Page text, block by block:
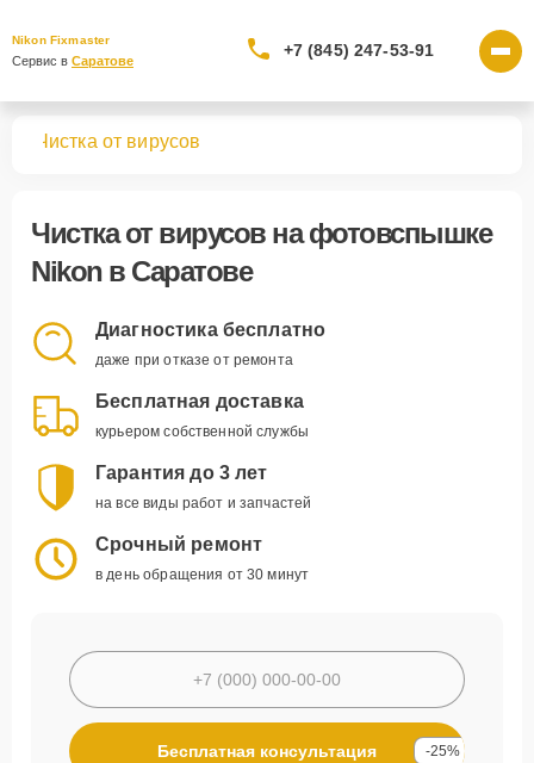
Nikon Fixmaster
Сервис в Саратове
+7 (845) 247-53-91
Чистка от вирусов
Чистка от вирусовна фотовспышке
Nikon в Саратове
Диагностика бесплатно
даже при отказе от ремонта
Бесплатная доставка
курьером собственной службы
Гарантия до 3 лет
на все виды работ и запчастей
Срочный ремонт
в день обращения от 30 минут
Бесплатная консультация -25%